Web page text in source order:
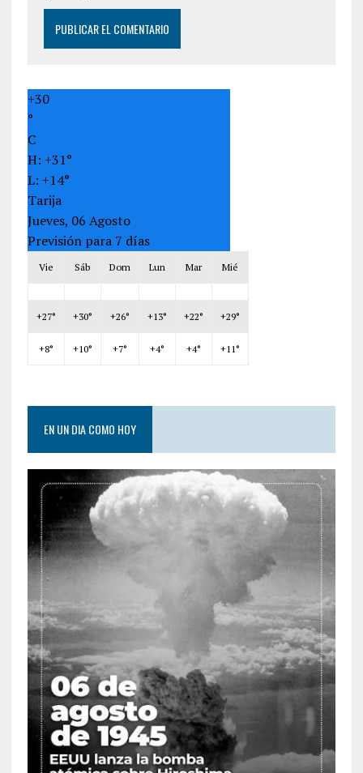
+30
°
C
H: +31°
L: +14°
Tarija
Jueves, 06 Agosto
Previsión para 7 días
Vie Sáb Dom Lun Mar Mié
+27° +30° +26° +13° +22° +29°
+8° +10° +7° +4° +4° +11°
EN UN DIA COMO HOY